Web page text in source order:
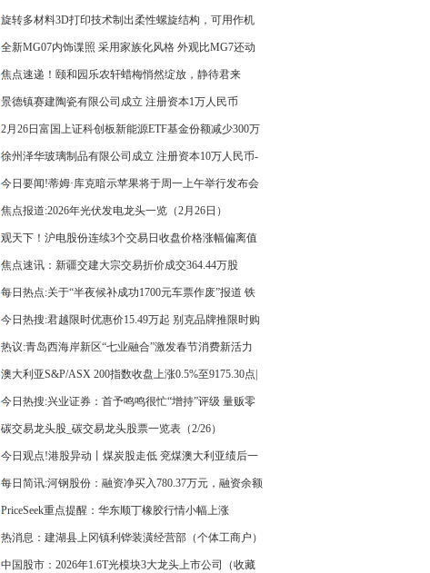
科技有限公司Pre-A轮融资，其经过多轮融资后，目前
公司及子公司凯普奇合计持股比例约4.58%
旋转多材料3D打印技术制出柔性螺旋结构，可用作机
器人肌肉或其他组件
全新MG07内饰谍照 采用家族化风格 外观比MG7还动
感-头条
焦点速递！颐和园乐农轩蜡梅悄然绽放，静待君来
景德镇赛建陶瓷有限公司成立 注册资本1万人民币
2月26日富国上证科创板新能源ETF基金份额减少300万
份，重仓股晶科能源、阿特斯、天合光能
徐州泽华玻璃制品有限公司成立 注册资本10万人民币-
焦点信息
今日要闻!蒂姆·库克暗示苹果将于周一上午举行发布会
焦点报道:2026年光伏发电龙头一览（2月26日）
观天下！沪电股份连续3个交易日收盘价格涨幅偏离值
累计超20%
焦点速讯：新疆交建大宗交易折价成交364.44万股
每日热点:关于“半夜候补成功1700元车票作废”报道 铁
路部门回应
今日热搜:君越限时优惠价15.49万起 别克品牌推限时购
车权益
热议:青岛西海岸新区“七业融合”激发春节消费新活力
澳大利亚S&P/ASX 200指数收盘上涨0.5%至9175.30点|
今热点
今日热搜:兴业证券：首予鸣鸣很忙“增持”评级 量贩零
食头部公司
碳交易龙头股_碳交易龙头股票一览表（2/26）
今日观点!港股异动丨煤炭股走低 兖煤澳大利亚绩后一
度大跌超10%
每日简讯:河钢股份：融资净买入780.37万元，融资余额
7.8亿元
PriceSeek重点提醒：华东顺丁橡胶行情小幅上涨
热消息：建湖县上冈镇利铧装潢经营部（个体工商户）
成立 注册资本15万人民币
中国股市：2026年1.6T光模块3大龙头上市公司（收藏